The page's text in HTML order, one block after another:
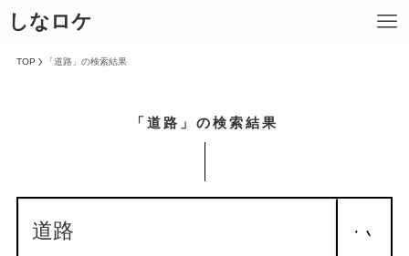
しなロケ
TOP 「道路」の検索結果
「道路」の検索結果